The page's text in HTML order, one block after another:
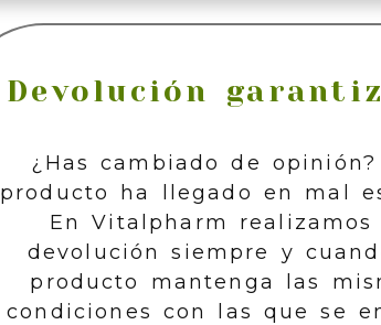
Devolución
¿Has cambiado de opinión?
producto ha llegado en mal
En Vitalpharm realizamos
devolución siempre y
producto mantenga las
condiciones con las que se